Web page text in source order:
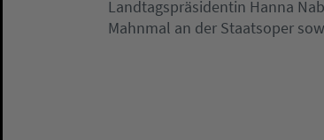
Landtagspräsidentin Hanna
Mahnmal an der Staatsoper